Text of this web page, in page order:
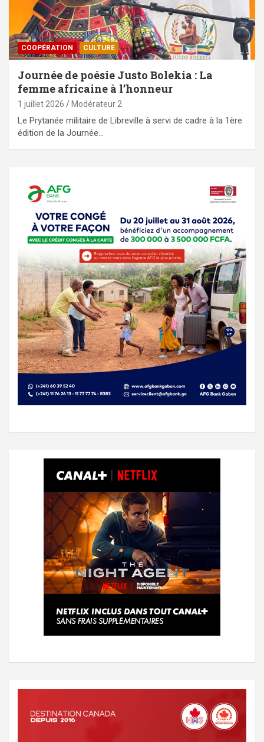
⁠COOPÉRATION CULTURE
Journée de poésie Justo Bolekia : La
femme africaine à l’honneur
1 juillet 2026 Modérateur 2
Le Prytanée militaire de Libreville à servi de cadre à la 1ère
édition de la Journée…